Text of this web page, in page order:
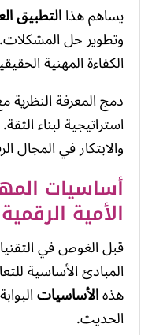
يساهم هذاالتطبيق
وتطوير حل
الكفاءة المهنية
دمج المعرفة
استراتيجية لبناء
والابتكار في المجال
أساسيات
الأمية الرقمية
قبل الغوص في
المبادئ الأساسية
هذهالأساسيات
الحديث.